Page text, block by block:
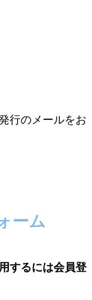
行のメールをお
ーム
するには会員登